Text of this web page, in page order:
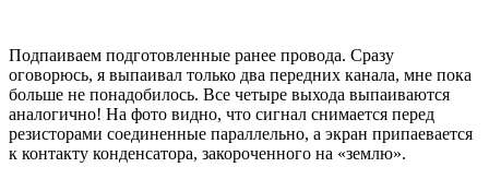
Подпаиваем подготовленные ранее провода. Сразу
оговорюсь, я выпаивал только два передних канала, мне пока
больше не понадобилось. Все четыре выхода выпаиваются
аналогично! На фото видно, что сигнал снимается перед
резисторами соединенные параллельно, а экран припаевается
к контакту конденсатора, закороченного на «землю».